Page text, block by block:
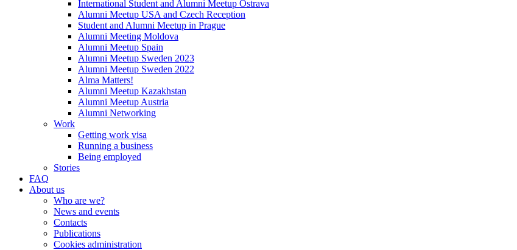
International Student and Alumni Meetup Ostrava
Alumni Meetup USA and Czech Reception
Student and Alumni Meetup in Prague
Alumni Meeting Moldova
Alumni Meetup Spain
Alumni Meetup Sweden 2023
Alumni Meetup Sweden 2022
Alma Matters!
Alumni Meetup Kazakhstan
Alumni Meetup Austria
Alumni Networking
Work
Getting work visa
Running a business
Being employed
Stories
FAQ
About us
Who are we?
News and events
Contacts
Publications
Cookies administration